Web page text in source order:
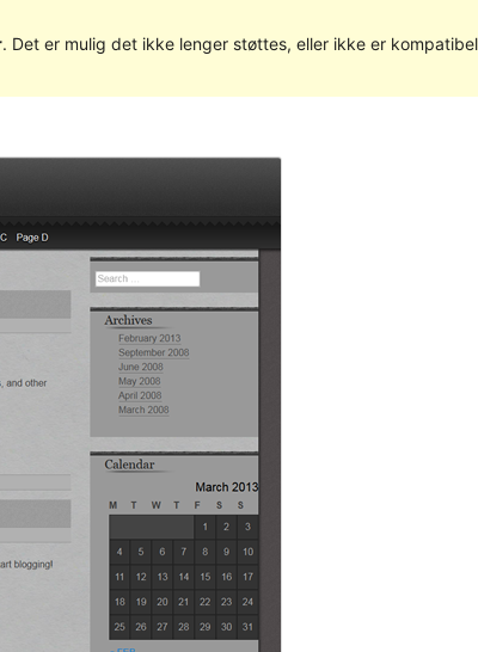
. Det er mulig det ikke lenger støttes, eller ikke er